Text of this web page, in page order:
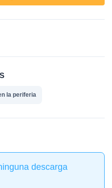
la periferia
descarga